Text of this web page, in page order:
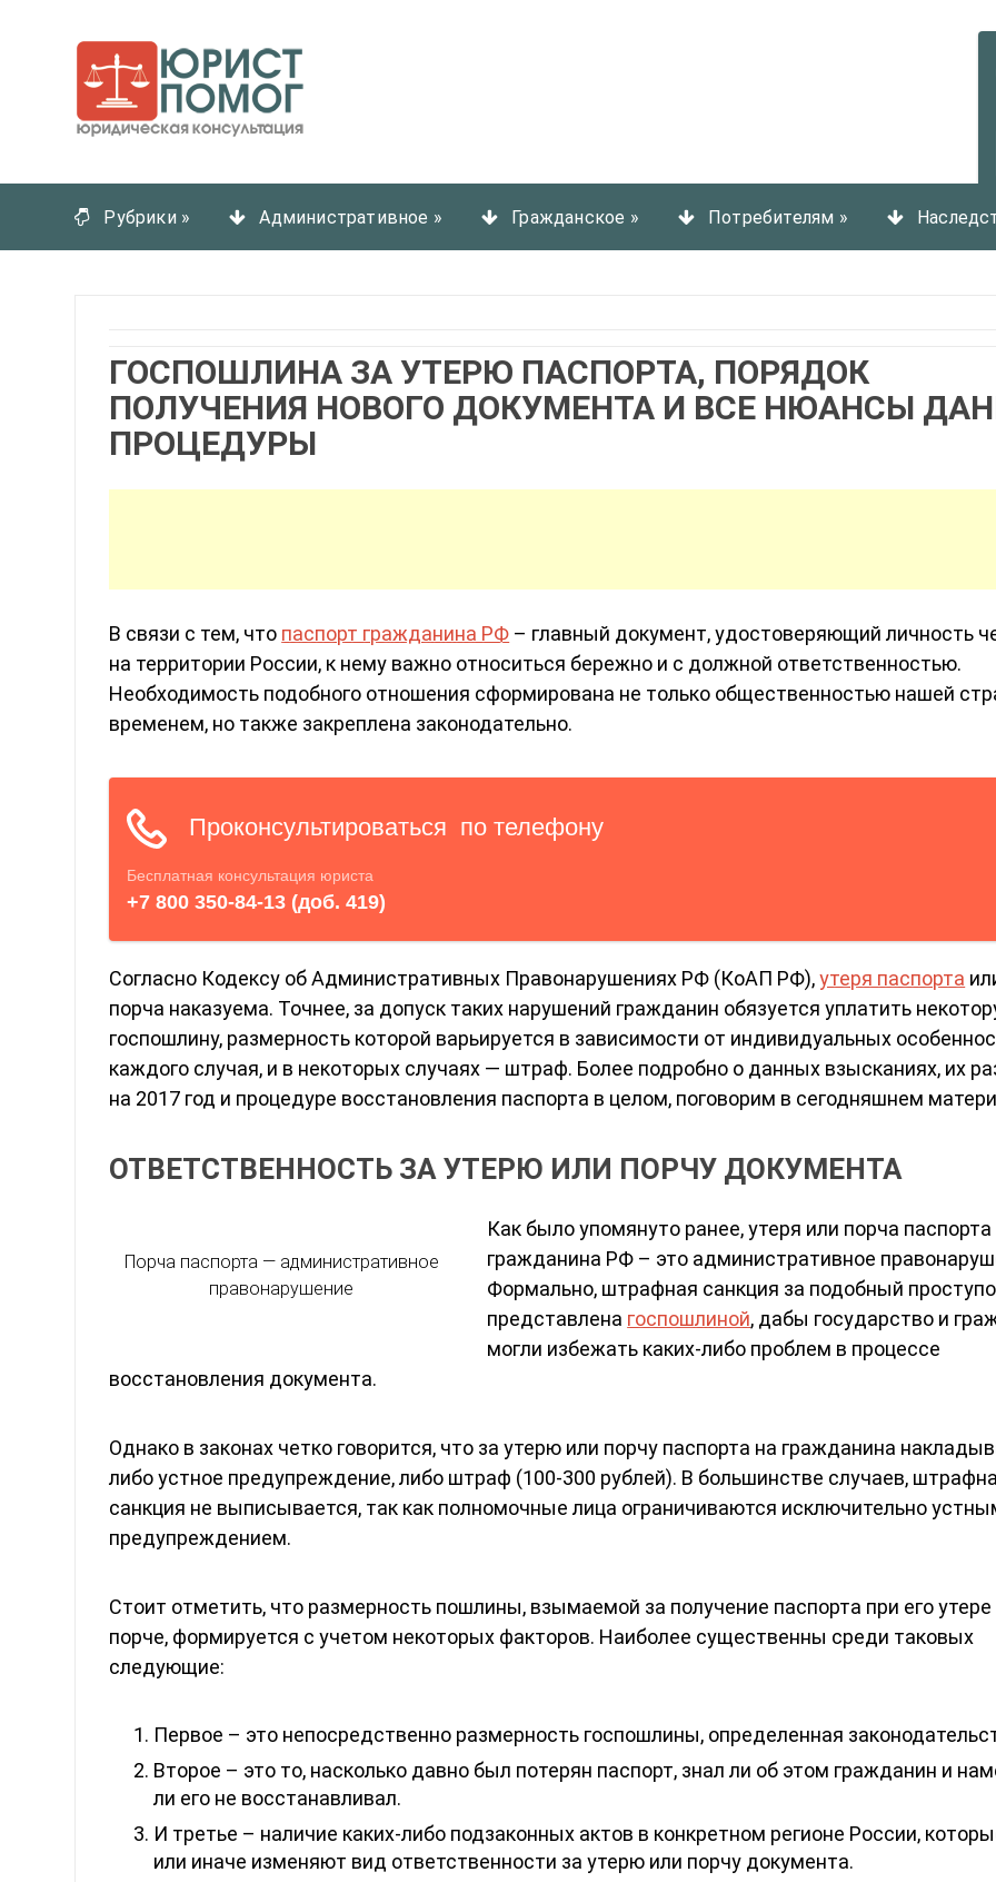
Рубрики » Административное » Гражданское » Потребителям »
ГОСПОШЛИНА ЗА УТЕРЮ ПАСПОРТА, ПОРЯДОК
ПОЛУЧЕНИЯ НОВОГО ДОКУМЕНТА И ВСЕ НЮАНСЫ
ПРОЦЕДУРЫ
В связи с тем, что паспорт гражданина РФ – главный документ, удостоверяющий личность
на территории России, к нему важно относиться бережно и с должной ответственностью.
Необходимость подобного отношения сформирована не только общественностью нашей
временем, но также закреплена законодательно.
Согласно Кодексу об Административных Правонарушениях РФ (КоАП РФ),утеря паспорта
порча наказуема. Точнее, за допуск таких нарушений гражданин обязуется уплатить
госпошлину, размерность которой варьируется в зависимости от индивидуальных
каждого случая, и в некоторых случаях — штраф. Более подробно о данных взысканиях, их
на 2017 год и процедуре восстановления паспорта в целом, поговорим в сегодняшнем
ОТВЕТСТВЕННОСТЬ ЗА УТЕРЮ ИЛИ ПОРЧУ ДОКУМЕНТА
Порча паспорта — административное
правонарушение
Как было упомянуто ранее, утеря или порча паспорта
гражданина РФ – это административное
Формально, штрафная санкция за подобный
представлена госпошлиной, дабы государство и
могли избежать каких-либо проблем в процессе
восстановления документа.
Однако в законах четко говорится, что за утерю или порчу паспорта на гражданина
либо устное предупреждение, либо штраф (100-300 рублей). В большинстве случаев,
санкция не выписывается, так как полномочные лица ограничиваются исключительно
предупреждением.
Стоит отметить, что размерность пошлины, взымаемой за получение паспорта при его утере
порче, формируется с учетом некоторых факторов. Наиболее существенны среди таковых
следующие:
Первое – это непосредственно размерность госпошлины, определенная
Второе – это то, насколько давно был потерян паспорт, знал ли об этом гражданин и
ли его не восстанавливал.
И третье – наличие каких-либо подзаконных актов в конкретном регионе России,
или иначе изменяют вид ответственности за утерю или порчу документа.